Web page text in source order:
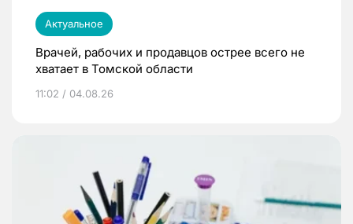
Актуальное
Врачей, рабочих и продавцов острее всего не
хватает в Томской области
11:02 / 04.08.26